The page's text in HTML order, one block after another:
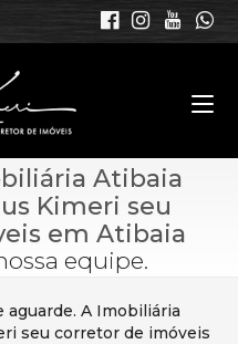
Atibaia
Kimeri seu
em Atibaia
equipe.
A Imobiliária
seu corretor de imóveis